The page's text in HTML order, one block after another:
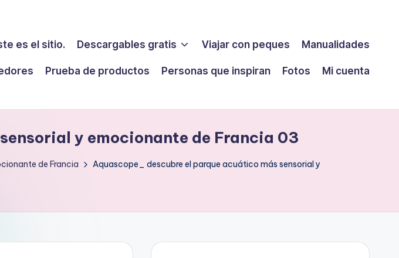
es el sitio. Descargables gratis Viajar con peques Manualidades
Prueba de productos Personas que inspiran Fotos
Mi cuenta
y emocionante de Francia 03
de Francia
Aquascope_ descubre el parque acuático más sensorial y